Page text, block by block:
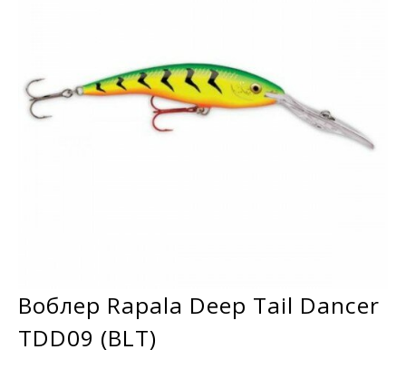
Воблер Rapala Deep Tail Dancer
TDD09 (BLT)